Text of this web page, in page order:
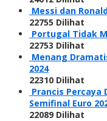
Messi dan
22755 Dilihat
Portugal Tidak
22753 Dilihat
Menang
2024
22310 Dilihat
Prancis Percaya
Semifinal Euro
22089 Dilihat